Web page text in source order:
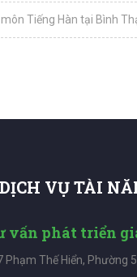
Tiếng Hàn tại Bình
VỤ TÀI
vấn phát triển
Thế Hiển, Phường